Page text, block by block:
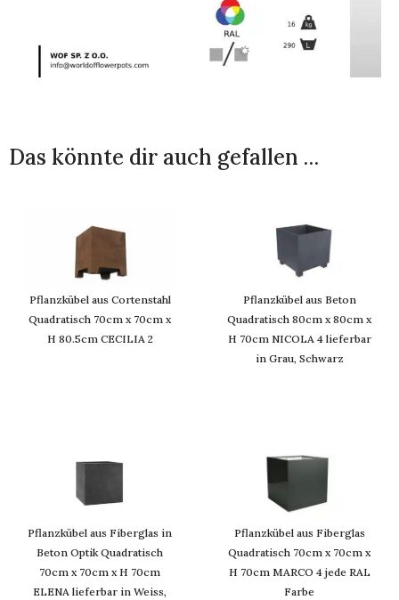
Das könnte dir auch gefallen …
Pflanzkübel aus Cortenstahl
Quadratisch 70cm x 70cm x
H 80.5cm CECILIA 2
Pflanzkübel aus Beton
Quadratisch 80cm x 80cm x
H 70cm NICOLA 4 lieferbar
in Grau, Schwarz
Pflanzkübel aus Fiberglas in
Beton Optik Quadratisch
70cm x 70cm x H 70cm
ELENA lieferbar in Weiss,
Pflanzkübel aus Fiberglas
Quadratisch 70cm x 70cm x
H 70cm MARCO 4 jede RAL
Farbe